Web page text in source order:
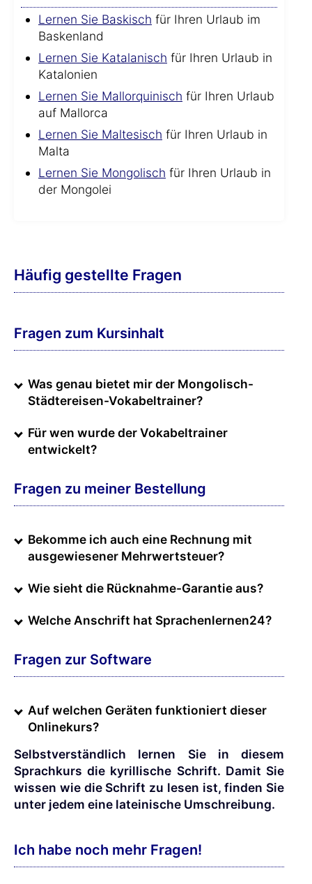
Lernen Sie Baskisch für Ihren Urlaub im
Baskenland
Lernen Sie Katalanisch für Ihren Urlaub in
Katalonien
Lernen Sie Mallorquinisch für Ihren Urlaub
auf Mallorca
Lernen Sie Maltesisch für Ihren Urlaub in
Malta
Lernen Sie Mongolisch für Ihren Urlaub in
der Mongolei
Häufig gestellte Fragen
Fragen zum Kursinhalt
Was genau bietet mir der Mongolisch-
Städtereisen-Vokabeltrainer?
Für wen wurde der Vokabeltrainer
entwickelt?
Fragen zu meiner Bestellung
Bekomme ich auch eine Rechnung mit
ausgewiesener Mehrwertsteuer?
Wie sieht die Rücknahme-Garantie aus?
Welche Anschrift hat Sprachenlernen24?
Fragen zur Software
Auf welchen Geräten funktioniert dieser
Onlinekurs?
Selbstverständlich lernen Sie in diesem
Sprachkurs die kyrillische Schrift. Damit Sie
wissen wie die Schrift zu lesen ist, finden Sie
unter jedem eine lateinische Umschreibung.
Ich habe noch mehr Fragen!